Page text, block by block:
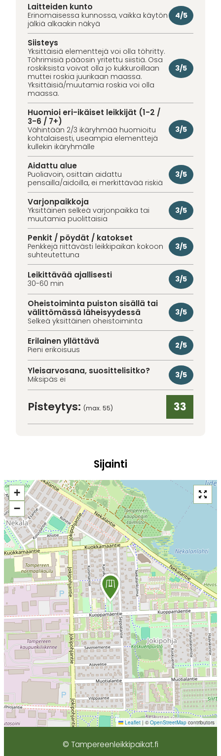
Laitteiden kunto
Erinomaisessa kunnossa, vaikka käytön
jälkiä alkaakin näkyä
4/5
Siisteys
Yksittäisiä elementtejä voi olla töhritty.
Töhrimisiä pääosin yritettu siistiä. Osa
roskiksista voivat olla jo kukkuroillaan
muttei roskia juurikaan maassa.
Yksittäisiä/muutamia roskia voi olla
maassa.
3/5
Huomioi eri-ikäiset leikkijät (1-2 /
3-6 / 7+)
Vähintään 2/3 ikäryhmää huomioitu
kohtalaisesti, useampia elementtejä
kullekin ikäryhmälle
3/5
Aidattu alue
Puoliavoin, osittain aidattu
pensailla/aidoilla, ei merkittävää riskiä
3/5
Varjonpaikkoja
Yksittäinen selkeä varjonpaikka tai
muutamia puolittaisia
3/5
Penkit / pöydät / katokset
Penkkejä riittävästi leikkipaikan kokoon
suhteutettuna
3/5
Leikittävää ajallisesti
30-60 min 3/5
Oheistoiminta puiston sisällä tai
välittömässä läheisyydessä
Selkeä yksittäinen oheistoiminta
3/5
Erilainen yllättävä
Pieni erikoisuus 2/5
Yleisarvosana, suosittelisitko?
Miksipäs ei 3/5
Pisteytys: (max. 55) 33
Sijainti
+
−
Leaflet | ©OpenStreetMapcontributors
© Tampereenleikkipaikat.fi